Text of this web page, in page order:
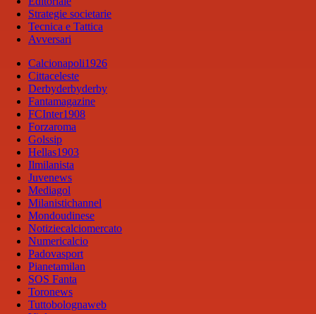
Strategie societarie
Tecnica e Tattica
Avversari
Calcionapoli1926
Cittaceleste
Derbyderbyderby
Fantamagazine
FCInter1908
Forzaroma
Golssip
Hellas1903
Ilmilanista
Juvenews
Mediagol
Milanistichannel
Mondoudinese
Notiziecalciomercato
Numericalcio
Padovasport
Pianetamilan
SOS Fanta
Toronews
Tuttobolognaweb